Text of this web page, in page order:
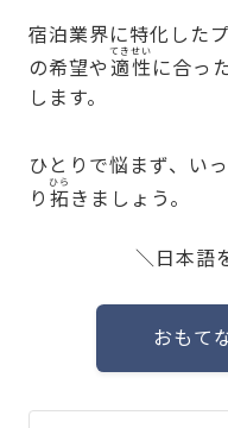
宿泊業界に特化した
の希望や 適性
てきせい
に合っ
します。
ひとりで悩まず、い
り 拓
ひら
きましょう。
＼日本語
おもて